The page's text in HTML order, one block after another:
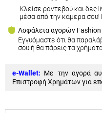
Κλείσε ραντεβού και δες
μέσα από την κάμερα σου!
Ασφάλεια αγορών Fashion
Εγγυόμαστε ότι θα
σου ή θα πάρεις τα
e-Wallet: Με την αγορά
Επιστροφή Χρημάτων για